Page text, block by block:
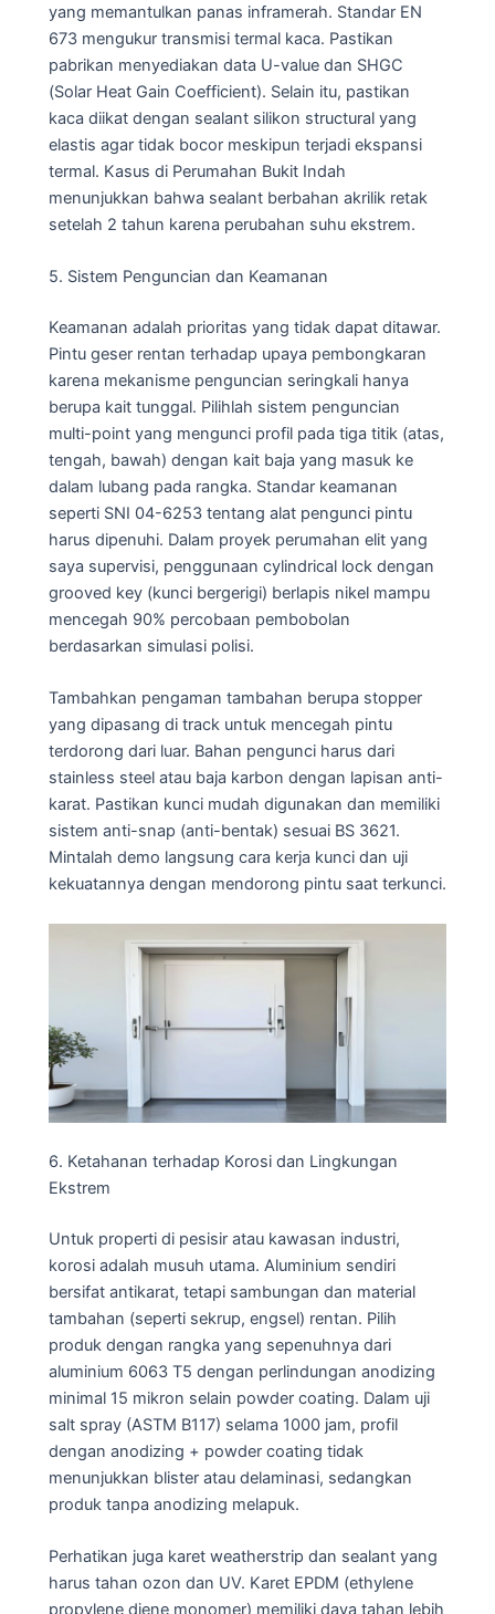
yang memantulkan panas inframerah. Standar EN
673 mengukur transmisi termal kaca. Pastikan
pabrikan menyediakan data U-value dan SHGC
(Solar Heat Gain Coefficient). Selain itu, pastikan
kaca diikat dengan sealant silikon structural yang
elastis agar tidak bocor meskipun terjadi ekspansi
termal. Kasus di Perumahan Bukit Indah
menunjukkan bahwa sealant berbahan akrilik retak
setelah 2 tahun karena perubahan suhu ekstrem.
5. Sistem Penguncian dan Keamanan
Keamanan adalah prioritas yang tidak dapat ditawar.
Pintu geser rentan terhadap upaya pembongkaran
karena mekanisme penguncian seringkali hanya
berupa kait tunggal. Pilihlah sistem penguncian
multi-point yang mengunci profil pada tiga titik (atas,
tengah, bawah) dengan kait baja yang masuk ke
dalam lubang pada rangka. Standar keamanan
seperti SNI 04-6253 tentang alat pengunci pintu
harus dipenuhi. Dalam proyek perumahan elit yang
saya supervisi, penggunaan cylindrical lock dengan
grooved key (kunci bergerigi) berlapis nikel mampu
mencegah 90% percobaan pembobolan
berdasarkan simulasi polisi.
Tambahkan pengaman tambahan berupa stopper
yang dipasang di track untuk mencegah pintu
terdorong dari luar. Bahan pengunci harus dari
stainless steel atau baja karbon dengan lapisan anti-
karat. Pastikan kunci mudah digunakan dan memiliki
sistem anti-snap (anti-bentak) sesuai BS 3621.
Mintalah demo langsung cara kerja kunci dan uji
kekuatannya dengan mendorong pintu saat terkunci.
6. Ketahanan terhadap Korosi dan Lingkungan
Ekstrem
Untuk properti di pesisir atau kawasan industri,
korosi adalah musuh utama. Aluminium sendiri
bersifat antikarat, tetapi sambungan dan material
tambahan (seperti sekrup, engsel) rentan. Pilih
produk dengan rangka yang sepenuhnya dari
aluminium 6063 T5 dengan perlindungan anodizing
minimal 15 mikron selain powder coating. Dalam uji
salt spray (ASTM B117) selama 1000 jam, profil
dengan anodizing + powder coating tidak
menunjukkan blister atau delaminasi, sedangkan
produk tanpa anodizing melapuk.
Perhatikan juga karet weatherstrip dan sealant yang
harus tahan ozon dan UV. Karet EPDM (ethylene
propylene diene monomer) memiliki daya tahan lebih